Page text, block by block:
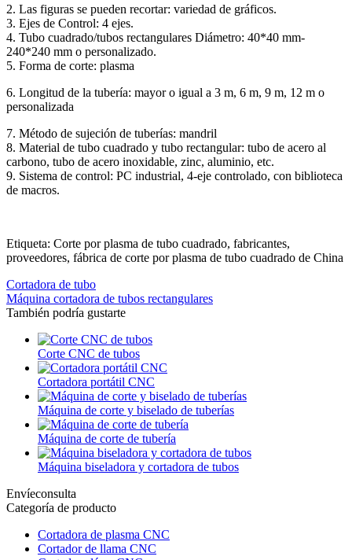
2. Las figuras se pueden recortar: variedad de gráficos.
3. Ejes de Control: 4 ejes.
4. Tubo cuadrado/tubos rectangulares Diámetro: 40*40 mm-
240*240 mm o personalizado.
5. Forma de corte: plasma
6. Longitud de la tubería: mayor o igual a 3 m, 6 m, 9 m, 12 m o
personalizada
7. Método de sujeción de tuberías: mandril
8. Material de tubo cuadrado y tubo rectangular: tubo de acero al
carbono, tubo de acero inoxidable, zinc, aluminio, etc.
9. Sistema de control: PC industrial, 4-eje controlado, con biblioteca
de macros.
Etiqueta: Corte por plasma de tubo cuadrado, fabricantes,
proveedores, fábrica de corte por plasma de tubo cuadrado de China
Cortadora de tubo
Máquina cortadora de tubos rectangulares
También podría gustarte
Corte CNC de tubos
Cortadora portátil CNC
Máquina de corte y biselado de tuberías
Máquina de corte de tubería
Máquina biseladora y cortadora de tubos
Envíeconsulta
Categoría de producto
Cortadora de plasma CNC
Cortador de llama CNC